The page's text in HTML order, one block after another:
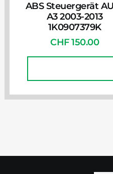
ABS Steuergerät
A3 2003-2013
1K0907379K
CHF150.00